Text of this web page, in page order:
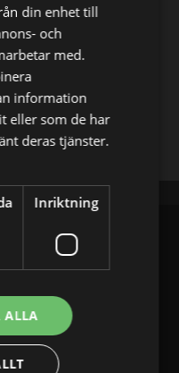
in Buenos Aires,
for Ardor (2014),
me mata (1998).
din enhet till
och
med.
information
eller som de har
deras tjänster.
Inriktning
ALLA